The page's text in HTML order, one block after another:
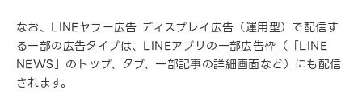
なお、LINEヤフー広告 ディスプレイ広告（運用型）で配信す
る一部の広告タイプは、LINEアプリの一部広告枠（「LINE
NEWS」のトップ、タブ、一部記事の詳細画面など）にも配信
されます。